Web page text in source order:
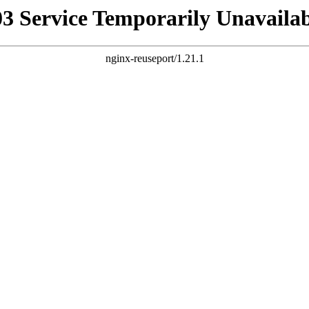
Service Temporarily
nginx-reuseport/1.21.1